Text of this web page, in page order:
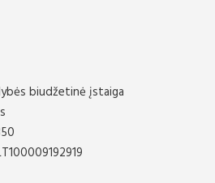
biudžetinė įstaiga